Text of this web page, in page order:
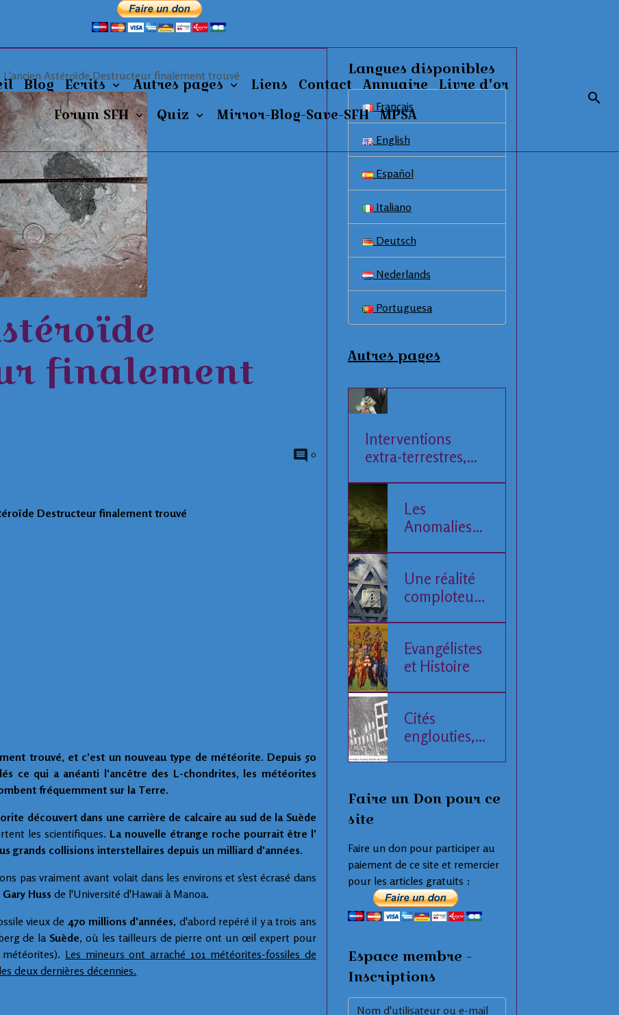
Blog Ecrits Autres pages Liens Contact Annuaire Livre d'or
Forum SFH
Quiz Mirror-Blog-Save-SFH MPSA
L'ancien Astéroïde Destructeur finalement trouvé
finalement
0
Destructeur finalement trouvé
trouvé, et c'est un nouveau type de météorite. Depuis 50
ce qui a anéanti l'ancêtre des L-chondrites, les météorites
fréquemment sur la Terre.
découvert dans une carrière de calcaire au sud de la Suède
les scientifiques. La nouvelle étrange roche pourrait être l'
grands collisions interstellaires depuis un milliard d'années.
pas vraiment avant volait dans les environs et s'est écrasé dans
Gary Huss de l'Université d'Hawaii à Manoa.
vieux de 470 millions d'années, d'abord repéré il y a trois ans
de la Suède, où les tailleurs de pierre ont un œil expert pour
Les mineurs ont arraché 101 météorites-fossiles de
deux dernières décennies.
Langues disponibles
Français
English
Español
Italiano
Deutsch
Nederlands
Portuguesa
Autres pages
Interventions
extra-terrestres,
Les
Anomalies
Une réalité
comploteuse
Evangélistes
et Histoire
Cités
englouties,
Faire un Don pour ce
site
Faire un don pour participer au
paiement de ce site et remercier
pour les articles gratuits :
Espace membre -
Inscriptions